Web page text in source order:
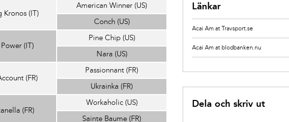
Kronos (IT)
American Winner (US)
Conch (US)
(IT)
Pine Chip (US)
Nara (US)
(FR)
Passionnant (FR)
Ukrainka (FR)
(FR)
Workaholic (US)
Sainte Baume (FR)
Länkar
Acai Am at Travsport.se
Acai Am at blodbanken.nu
Dela och skriv ut